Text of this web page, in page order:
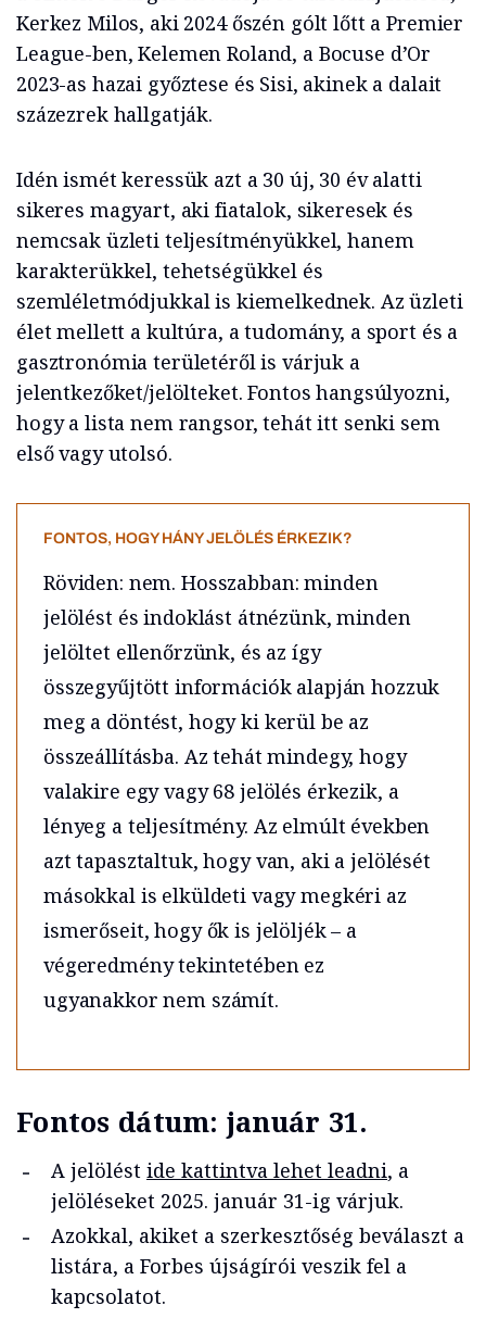
Kerkez Milos, aki 2024 őszén gólt lőtt a Premier
League-ben, Kelemen Roland, a Bocuse d’Or
2023-as hazai győztese és Sisi, akinek a dalait
százezrek hallgatják.
Idén ismét keressük azt a 30 új, 30 év alatti
sikeres magyart, aki fiatalok, sikeresek és
nemcsak üzleti teljesítményükkel, hanem
karakterükkel, tehetségükkel és
szemléletmódjukkal is kiemelkednek. Az üzleti
élet mellett a kultúra, a tudomány, a sport és a
gasztronómia területéről is várjuk a
jelentkezőket/jelölteket. Fontos hangsúlyozni,
hogy a lista nem rangsor, tehát itt senki sem
első vagy utolsó.
FONTOS, HOGY HÁNY JELÖLÉS ÉRKEZIK?
Röviden: nem. Hosszabban: minden
jelölést és indoklást átnézünk, minden
jelöltet ellenőrzünk, és az így
összegyűjtött információk alapján hozzuk
meg a döntést, hogy ki kerül be az
összeállításba. Az tehát mindegy, hogy
valakire egy vagy 68 jelölés érkezik, a
lényeg a teljesítmény. Az elmúlt években
azt tapasztaltuk, hogy van, aki a jelölését
másokkal is elküldeti vagy megkéri az
ismerőseit, hogy ők is jelöljék – a
végeredmény tekintetében ez
ugyanakkor nem számít.
Fontos dátum: január 31.
A jelölést ide kattintva lehet leadni, a
jelöléseket 2025. január 31-ig várjuk.
Azokkal, akiket a szerkesztőség beválaszt a
listára, a Forbes újságírói veszik fel a
kapcsolatot.